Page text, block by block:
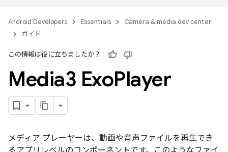
Android Developers Essentials
Camera & media dev center
ガイド
この情報は役に立ちましたか？
Media3 ExoPlayer
メディア プレーヤーは、動画や音声ファイルを再生でき